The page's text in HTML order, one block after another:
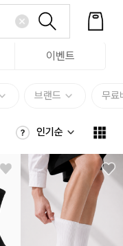
이벤트
브랜드 무료
인기순